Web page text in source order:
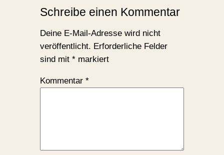
Schreibe einen Kommentar
Deine E-Mail-Adresse wird nicht
veröffentlicht. Erforderliche Felder
sind mit *markiert
Kommentar *